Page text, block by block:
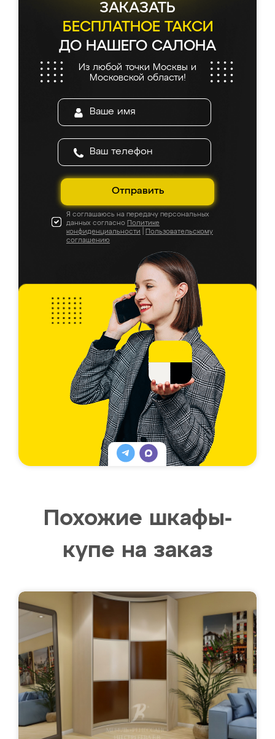
ЗАКАЗАТЬ
БЕСПЛАТНОЕ ТАКСИ
ДО НАШЕГО САЛОНА
Из любой точки Москвы и
Московской области!
Отправить
Я соглашаюсь на передачу персональных
данных согласно Политике
конфиденциальности
Пользовательскому
соглашению
Похожие шкафы-
купе на заказ